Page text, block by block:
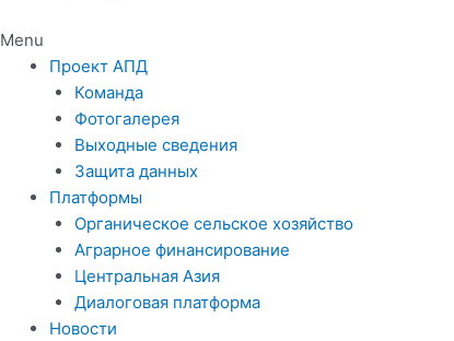
Menu
Проект АПД
Команда
Фотогалерея
Выходные сведения
Защита данных
Платформы
Органическое сельское хозяйство
Аграрное финансирование
Центральная Азия
Диалоговая платформа
Новости